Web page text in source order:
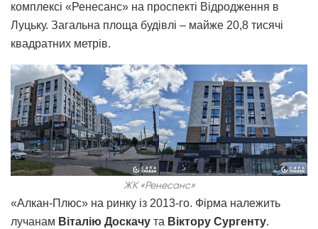
комплексі «Ренесанс» на проспекті Відродження в
Луцьку. Загальна площа будівлі – майже 20,8 тисячі
квадратних метрів.
ЖК «Ренесанс»
«Алкан-Плюс» на ринку із 2013-го. Фірма належить
лучанам Віталію Доскачу та Віктору Сургенту.